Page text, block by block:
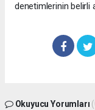
denetimlerinin belirli
Okuyucu Yorumları